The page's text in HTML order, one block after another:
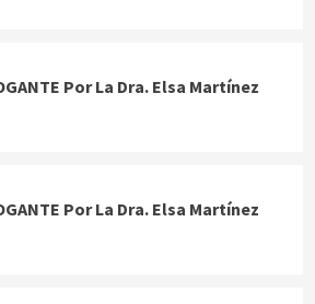
Por La Dra. Elsa Martínez
Por La Dra. Elsa Martínez